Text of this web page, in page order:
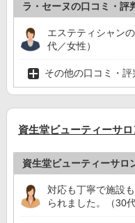
ラ・セーヌの口コミ・評
エステティシャン
代／女性）
その他の口コミ・評
資生堂ビューティーサロ
資生堂ビューティーサロ
対応も丁寧で施設
られました。（30